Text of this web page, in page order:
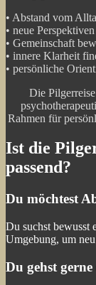
• Abstand vom
• neue
• Gemeinschaft
• innere Klarheit
• persönliche
Die
Rahmen für
Ist die
passend?
Du möchtest
Du suchst bewusst
Umgebung, um
Du gehst